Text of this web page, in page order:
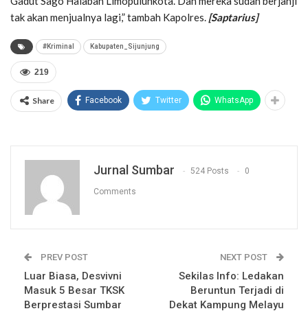
tak akan menjualnya lagi,” tambah Kapolres. [Saptarius]
#Kriminal Kabupaten_Sijunjung
219
Share Facebook Twitter WhatsApp
Jurnal Sumbar 524 Posts 0
Comments
PREV POST
Luar Biasa, Desvivni
Masuk 5 Besar TKSK
Berprestasi Sumbar
NEXT POST
Sekilas Info: Ledakan
Beruntun Terjadi di
Dekat Kampung Melayu